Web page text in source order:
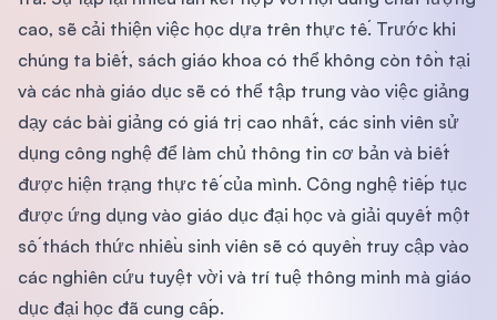
cao, sẽ cải thiện việc học dựa trên thực tế. Trước khi
chúng ta biết, sách giáo khoa có thể không còn tồn tại
và các nhà giáo dục sẽ có thể tập trung vào việc giảng
dạy các bài giảng có giá trị cao nhất, các sinh viên sử
dụng công nghệ để làm chủ thông tin cơ bản và biết
được hiện trạng thực tế của mình. Công nghệ tiếp tục
được ứng dụng vào giáo dục đại học và giải quyết một
số thách thức nhiều sinh viên sẽ có quyền truy cập vào
các nghiên cứu tuyệt vời và trí tuệ thông minh mà giáo
dục đại học đã cung cấp.